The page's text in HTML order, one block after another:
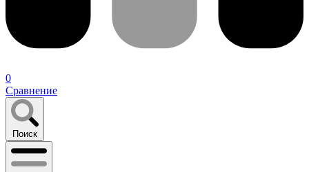
0
Сравнение
Поиск